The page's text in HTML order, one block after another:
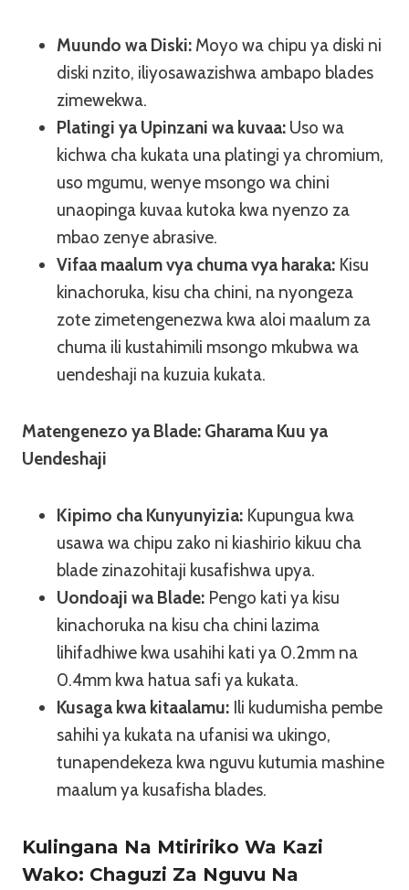
Muundo wa Diski: Moyo wa chipu ya diski ni
diski nzito, iliyosawazishwa ambapo blades
zimewekwa.
Platingi ya Upinzani wa kuvaa: Uso wa
kichwa cha kukata una platingi ya chromium,
uso mgumu, wenye msongo wa chini
unaopinga kuvaa kutoka kwa nyenzo za
mbao zenye abrasive.
Vifaa maalum vya chuma vya haraka: Kisu
kinachoruka, kisu cha chini, na nyongeza
zote zimetengenezwa kwa aloi maalum za
chuma ili kustahimili msongo mkubwa wa
uendeshaji na kuzuia kukata.
Matengenezo ya Blade: Gharama Kuu ya
Uendeshaji
Kipimo cha Kunyunyizia: Kupungua kwa
usawa wa chipu zako ni kiashirio kikuu cha
blade zinazohitaji kusafishwa upya.
Uondoaji wa Blade: Pengo kati ya kisu
kinachoruka na kisu cha chini lazima
lihifadhiwe kwa usahihi kati ya 0.2mm na
0.4mm kwa hatua safi ya kukata.
Kusaga kwa kitaalamu: Ili kudumisha pembe
sahihi ya kukata na ufanisi wa ukingo,
tunapendekeza kwa nguvu kutumia mashine
maalum ya kusafisha blades.
Kulingana Na Mtiririko Wa Kazi
Wako: Chaguzi Za Nguvu Na